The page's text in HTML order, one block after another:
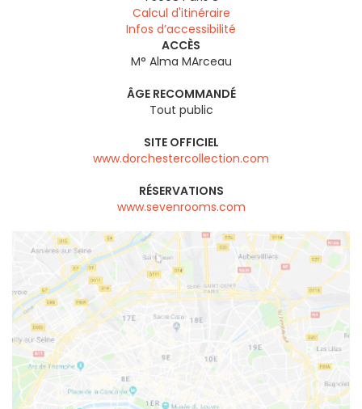
Calcul d'itinéraire
Infos d’accessibilité
ACCÈS
M° Alma MArceau
ÂGE RECOMMANDÉ
Tout public
SITE OFFICIEL
www.dorchestercollection.com
RÉSERVATIONS
www.sevenrooms.com